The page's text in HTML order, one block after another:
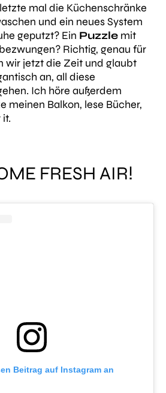
mal die Küchenschränke
und ein neues System
geputzt? Ein Puzzle mit
Richtig, genau für
wir jetzt die Zeit und glaubt
an, all diese
Ich höre außerdem
meinen Balkon, lese Bücher,
it.
FRESH AIR!
Beitrag auf Instagram an